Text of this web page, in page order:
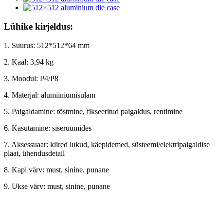
Lühike kirjeldus:
1. Suurus: 512*512*64 mm
2. Kaal: 3,94 kg
3. Moodul: P4/P8
4. Materjal: alumiiniumisulam
5. Paigaldamine: tõstmine, fikseeritud paigaldus, rentimine
6. Kasutamine: siseruumides
7. Aksessuaar: kiired lukud, käepidemed, süsteemi/elektripaigaldise
plaat, ühendusdetail
8. Kapi värv: must, sinine, punane
9. Ukse värv: must, sinine, punane